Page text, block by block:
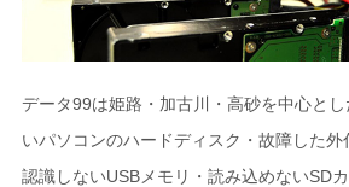
データ99は姫路・加古川・高砂を中心と
いパソコンのハードディスク・故障した外
認識しないUSBメモリ・読み込めないSD